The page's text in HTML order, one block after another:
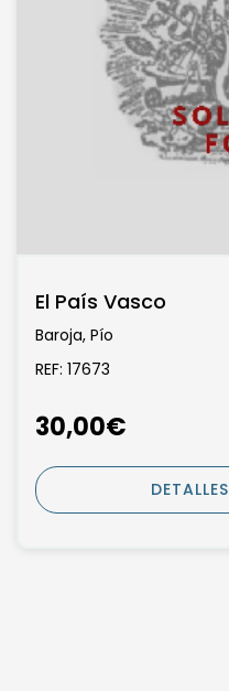
El País Vasco
Baroja, Pío
REF: 17673
30,00€
DETALLES